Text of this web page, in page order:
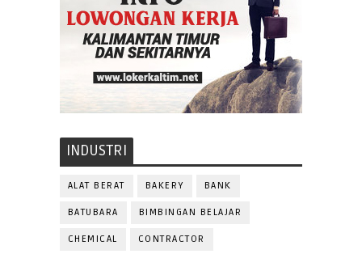
INDUSTRI
ALAT BERAT BAKERY BANK
BATUBARA BIMBINGAN BELAJAR
CHEMICAL CONTRACTOR